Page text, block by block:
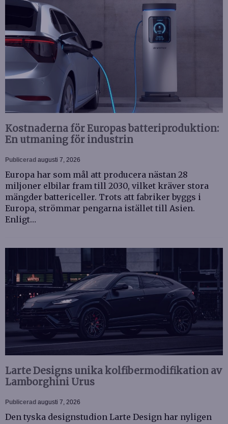
Kostnaderna för Europas batteriproduktion:
En utmaning för industrin
Publicerad augusti 7, 2026
Europa har som mål att producera nästan 28
miljoner elbilar fram till 2030, vilket kräver stora
mängder battericeller. Trots att fabriker byggs i
Europa, strömmar pengarna istället till Asien.
Enligt…
Larte Designs unika kolfibermodifikation av
Lamborghini Urus
Publicerad augusti 7, 2026
Den tyska designstudion Larte Design har nyligen